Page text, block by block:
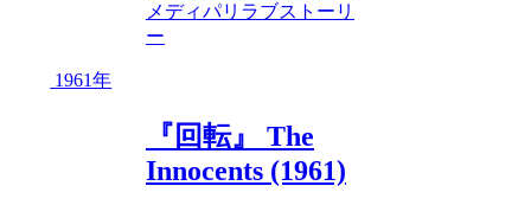
メディパリ ラブストーリ
ー
1961年
『回転』 The
Innocents (1961)